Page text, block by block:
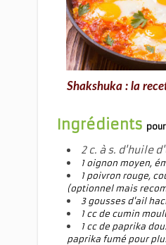
Shakshuka la
Shakshuka : la
Ingrédients
2 c. à s. d'huile
1 oignon moyen,
1 poivron rouge,
(optionnel mais
3 gousses d'ail
1 cc de cumin
1 cc de paprika
paprika fumé pour